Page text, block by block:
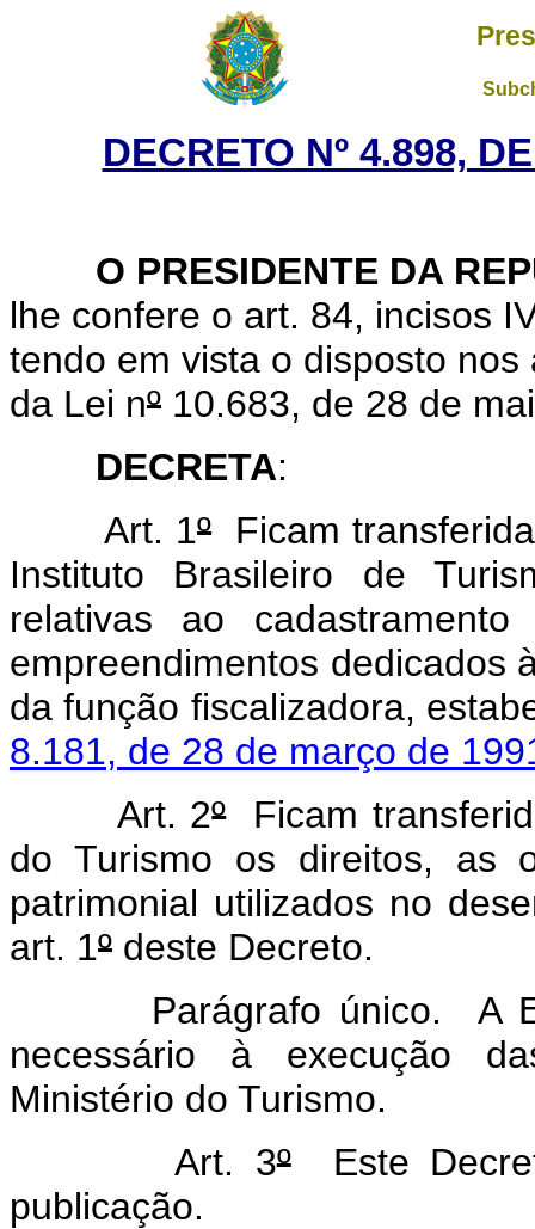
DECRETO Nº 4.898,
O PRESIDENTE DA
lhe confere o art. 84, incisos
tendo em vista o disposto
da Lei nº 10.683, de 28 de
DECRETA:
Art. 1º Ficam
Instituto Brasileiro de
relativas ao
empreendimentos dedicados
da função fiscalizadora,
8.181, de 28 de março de
Art. 2ºFicam
do Turismo os direitos, as
patrimonial utilizados no
art. 1º deste Decreto.
Parágrafo único. A
necessário à execução
Ministério do Turismo.
Art. 3ºEste
publicação.